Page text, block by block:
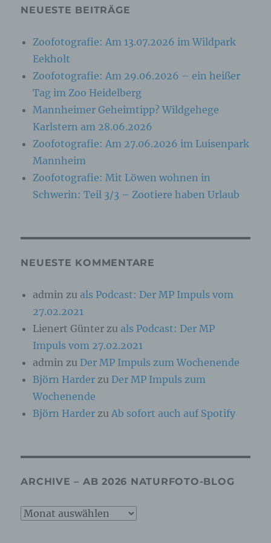
NEUESTE BEITRÄGE
Zoofotografie: Am 13.07.2026 im Wildpark
Eekholt
Zoofotografie: Am 29.06.2026 – ein heißer
Tag im Zoo Heidelberg
Mannheimer Geheimtipp? Wildgehege
Karlstern am 28.06.2026
Zoofotografie: Am 27.06.2026 im Luisenpark
Mannheim
Zoofotografie: Mit Löwen wohnen in
Schwerin: Teil 3/3 – Zootiere haben Urlaub
NEUESTE KOMMENTARE
admin zu als Podcast: Der MP Impuls vom
27.02.2021
Lienert Günter zu als Podcast: Der MP
Impuls vom 27.02.2021
admin zu Der MP Impuls zum Wochenende
Björn Harder zu Der MP Impuls zum
Wochenende
Björn Harder zuAb sofort auch auf Spotify
ARCHIVE – AB 2026 NATURFOTO-BLOG
Archive
wie das Erheben, das Erfassen, die
Organisation, das Ordnen, die Speicherung, die
das Abfragen, die Verwendung, die Offenlegung
durch Übermittlung, Verbreitung oder eine
andere Form der Bereitstellung, den Abgleich
oder die Verknüpfung, die Einschränkung, das
Löschen oder die Vernichtung.
d) Einschränkung der Verarbeitung
Einschränkung der Verarbeitung ist die
Markierung gespeicherter personenbezogener
einzuschränken.
Verarbeitung personenbezogener Daten, die
darin besteht, dass diese personenbezogenen
persönliche Aspekte, die sich auf eine
natürliche Person beziehen, zu bewerten,
insbesondere, um Aspekte bezüglich
Arbeitsleistung, wirtschaftlicher Lage,
Gesundheit, persönlicher Vorlieben, Interessen,
Zuverlässigkeit, Verhalten, Aufenthaltsort oder
analysieren oder vorherzusagen.
welche die personenbezogenen Daten ohne
mehr einer spezifischen betroffenen Person
zugeordnet werden können, sofern diese
aufbewahrt werden und technischen und
organisatorischen Maßnahmen unterliegen, die